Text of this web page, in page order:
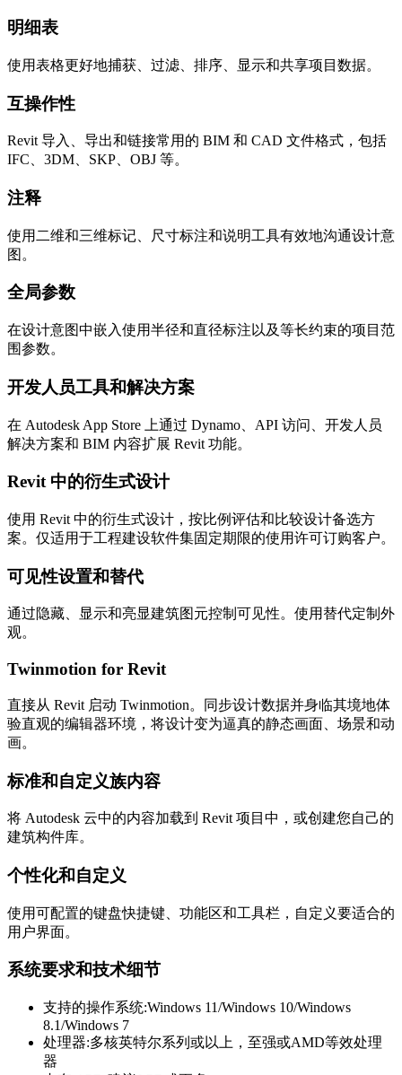
明细表
使用表格更好地捕获、过滤、排序、显示和共享项目数据。
互操作性
Revit 导入、导出和链接常用的 BIM 和 CAD 文件格式，包括
IFC、3DM、SKP、OBJ 等。
注释
使用二维和三维标记、尺寸标注和说明工具有效地沟通设计意
图。
全局参数
在设计意图中嵌入使用半径和直径标注以及等长约束的项目范
围参数。
开发人员工具和解决方案
在 Autodesk App Store 上通过 Dynamo、API 访问、开发人员
解决方案和 BIM 内容扩展 Revit 功能。
Revit 中的衍生式设计
使用 Revit 中的衍生式设计，按比例评估和比较设计备选方
案。仅适用于工程建设软件集固定期限的使用许可订购客户。
可见性设置和替代
通过隐藏、显示和亮显建筑图元控制可见性。使用替代定制外
观。
Twinmotion for Revit
直接从 Revit 启动 Twinmotion。同步设计数据并身临其境地体
验直观的编辑器环境，将设计变为逼真的静态画面、场景和动
画。
标准和自定义族内容
将 Autodesk 云中的内容加载到 Revit 项目中，或创建您自己的
建筑构件库。
个性化和自定义
使用可配置的键盘快捷键、功能区和工具栏，自定义要适合的
用户界面。
系统要求和技术细节
支持的操作系统:Windows 11/Windows 10/Windows
8.1/Windows 7
处理器:多核英特尔系列或以上，至强或AMD等效处理
器